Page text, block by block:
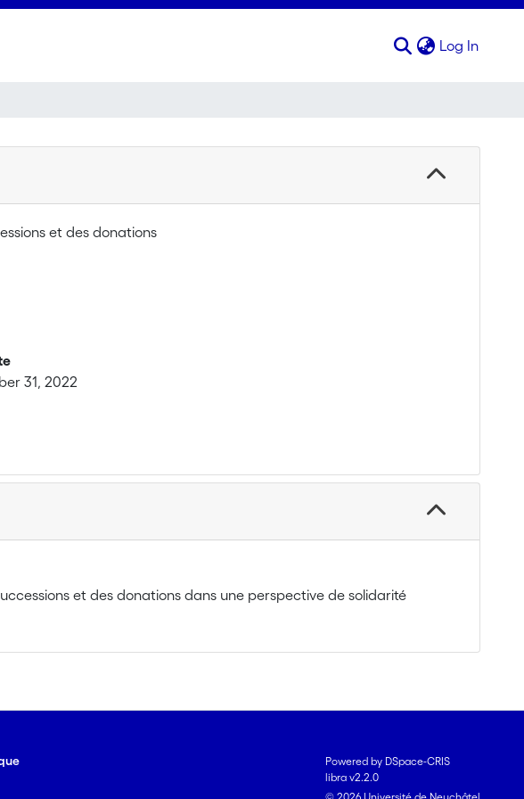
Log In
et des donations
31, 2022
et des donations dans une perspective de solidarité
Powered by DSpace-CRIS
libra v2.2.0